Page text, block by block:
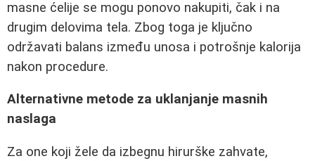
masne ćelije se mogu ponovo nakupiti, čak i na
drugim delovima tela. Zbog toga je ključno
održavati balans između unosa i potrošnje kalorija
nakon procedure.
Alternativne metode za uklanjanje masnih
naslaga
Za one koji žele da izbegnu hirurške zahvate,